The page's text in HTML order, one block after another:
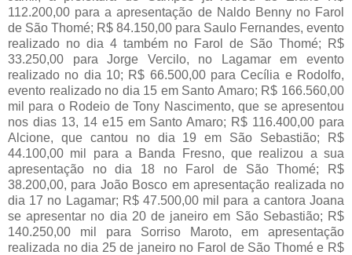
112.200,00 para a apresentação de Naldo Benny no Farol
de São Thomé; R$ 84.150,00 para Saulo Fernandes, evento
realizado no dia 4 também no Farol de São Thomé; R$
33.250,00 para Jorge Vercilo, no Lagamar em evento
realizado no dia 10; R$ 66.500,00 para Cecília e Rodolfo,
evento realizado no dia 15 em Santo Amaro; R$ 166.560,00
mil para o Rodeio de Tony Nascimento, que se apresentou
nos dias 13, 14 e15 em Santo Amaro; R$ 116.400,00 para
Alcione, que cantou no dia 19 em São Sebastião; R$
44.100,00 mil para a Banda Fresno, que realizou a sua
apresentação no dia 18 no Farol de São Thomé; R$
38.200,00, para João Bosco em apresentação realizada no
dia 17 no Lagamar; R$ 47.500,00 mil para a cantora Joana
se apresentar no dia 20 de janeiro em São Sebastião; R$
140.250,00 mil para Sorriso Maroto, em apresentação
realizada no dia 25 de janeiro no Farol de São Thomé e R$